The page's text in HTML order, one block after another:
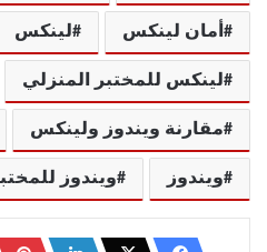
أمان لينكس لينكس
لينكس للمختبر المنزلي
مقارنة ويندوز ولينكس
ويندوز ويندوز